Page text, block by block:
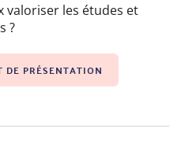
valoriser les études et
?
DE PRÉSENTATION